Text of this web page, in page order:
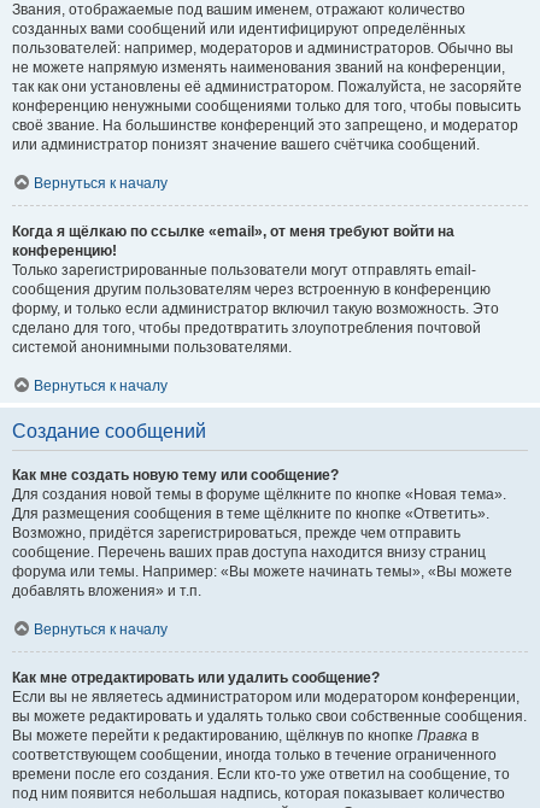
Звания, отображаемые под вашим именем, отражают количество
созданных вами сообщений или идентифицируют определённых
пользователей: например, модераторов и администраторов. Обычно вы
не можете напрямую изменять наименования званий на конференции,
так как они установлены её администратором. Пожалуйста, не засоряйте
конференцию ненужными сообщениями только для того, чтобы повысить
своё звание. На большинстве конференций это запрещено, и модератор
или администратор понизят значение вашего счётчика сообщений.
Вернуться к началу
Когда я щёлкаю по ссылке «email», от меня требуют войти на
конференцию!
Только зарегистрированные пользователи могут отправлять email-
сообщения другим пользователям через встроенную в конференцию
форму, и только если администратор включил такую возможность. Это
сделано для того, чтобы предотвратить злоупотребления почтовой
системой анонимными пользователями.
Вернуться к началу
Создание сообщений
Как мне создать новую тему или сообщение?
Для создания новой темы в форуме щёлкните по кнопке «Новая тема».
Для размещения сообщения в теме щёлкните по кнопке «Ответить».
Возможно, придётся зарегистрироваться, прежде чем отправить
сообщение. Перечень ваших прав доступа находится внизу страниц
форума или темы. Например: «Вы можете начинать темы», «Вы можете
добавлять вложения» и т.п.
Вернуться к началу
Как мне отредактировать или удалить сообщение?
Если вы не являетесь администратором или модератором конференции,
вы можете редактировать и удалять только свои собственные сообщения.
Вы можете перейти к редактированию, щёлкнув по кнопке Правка в
соответствующем сообщении, иногда только в течение ограниченного
времени после его создания. Если кто-то уже ответил на сообщение, то
под ним появится небольшая надпись, которая показывает количество